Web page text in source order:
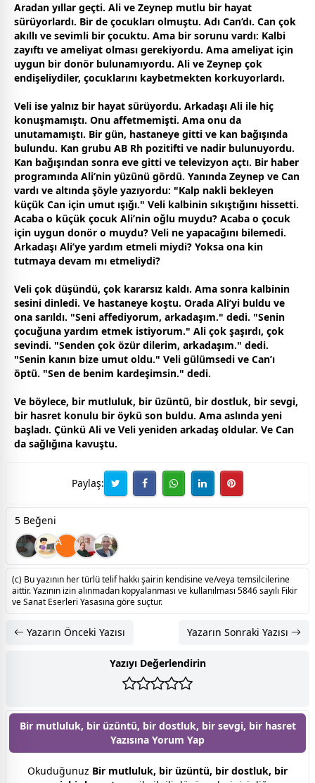
Aradan yıllar geçti. Ali ve Zeynep mutlu bir hayat
sürüyorlardı. Bir de çocukları olmuştu. Adı Can’dı. Can çok
akıllı ve sevimli bir çocuktu. Ama bir sorunu vardı: Kalbi
zayıftı ve ameliyat olması gerekiyordu. Ama ameliyat için
uygun bir donör bulunamıyordu. Ali ve Zeynep çok
endişeliydiler, çocuklarını kaybetmekten korkuyorlardı.
Veli ise yalnız bir hayat sürüyordu. Arkadaşı Ali ile hiç
konuşmamıştı. Onu affetmemişti. Ama onu da
unutamamıştı. Bir gün, hastaneye gitti ve kan bağışında
bulundu. Kan grubu AB Rh pozitifti ve nadir bulunuyordu.
Kan bağışından sonra eve gitti ve televizyon açtı. Bir haber
programında Ali’nin yüzünü gördü. Yanında Zeynep ve Can
vardı ve altında şöyle yazıyordu: "Kalp nakli bekleyen
küçük Can için umut ışığı." Veli kalbinin sıkıştığını hissetti.
Acaba o küçük çocuk Ali’nin oğlu muydu? Acaba o çocuk
için uygun donör o muydu? Veli ne yapacağını bilemedi.
Arkadaşı Ali’ye yardım etmeli miydi? Yoksa ona kin
tutmaya devam mı etmeliydi?
Veli çok düşündü, çok kararsız kaldı. Ama sonra kalbinin
sesini dinledi. Ve hastaneye koştu. Orada Ali’yi buldu ve
ona sarıldı. "Seni affediyorum, arkadaşım." dedi. "Senin
çocuğuna yardım etmek istiyorum." Ali çok şaşırdı, çok
sevindi. "Senden çok özür dilerim, arkadaşım." dedi.
"Senin kanın bize umut oldu." Veli gülümsedi ve Can’ı
öptü. "Sen de benim kardeşimsin." dedi.
Ve böylece, bir mutluluk, bir üzüntü, bir dostluk, bir sevgi,
bir hasret konulu bir öykü son buldu. Ama aslında yeni
başladı. Çünkü Ali ve Veli yeniden arkadaş oldular. Ve Can
da sağlığına kavuştu.
Paylaş:
5 Beğeni
A
(c) Bu yazının her türlü telif hakkı şairin kendisine ve/veya temsilcilerine
aittir. Yazının izin alınmadan kopyalanması ve kullanılması 5846 sayılı Fikir
ve Sanat Eserleri Yasasına göre suçtur.
Yazarın Önceki Yazısı Yazarın Sonraki Yazısı
Yazıyı Değerlendirin
Bir mutluluk, bir üzüntü, bir dostluk, bir sevgi, bir hasret
Yazısına Yorum Yap
Okuduğunuz Bir mutluluk, bir üzüntü, bir dostluk, bir